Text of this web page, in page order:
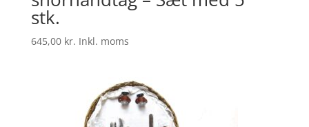
stk.
645,00 kr. Inkl. moms